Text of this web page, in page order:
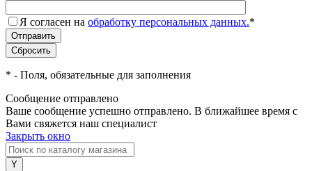
Я согласен на обработку персональных данных.*
* - Поля, обязательные для заполнения
Сообщение отправлено
Ваше сообщение успешно отправлено. В ближайшее время с
Вами свяжется наш специалист
Закрыть окно